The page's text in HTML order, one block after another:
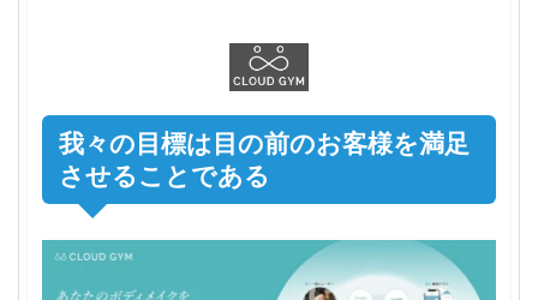
我々の目標は目の前のお客様を満足
させることである